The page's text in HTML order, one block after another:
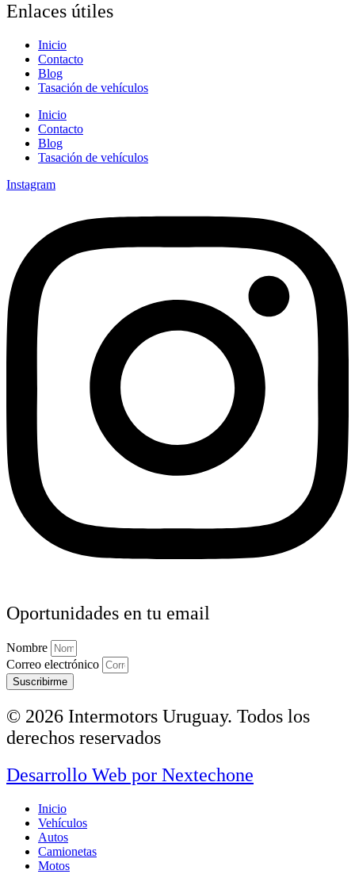
Enlaces útiles
Inicio
Contacto
Blog
Tasación de vehículos
Inicio
Contacto
Blog
Tasación de vehículos
Instagram
Oportunidades en tu email
Nombre
Correo electrónico
Suscribirme
© 2026 Intermotors Uruguay. Todos los
derechos reservados
Desarrollo Web por Nextechone
Inicio
Vehículos
Autos
Camionetas
Motos